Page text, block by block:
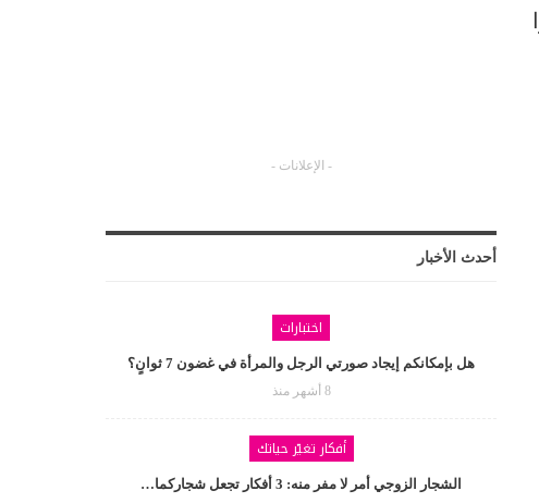
- الإعلانات -
أحدث الأخبار
اختبارات
هل بإمكانكم إيجاد صورتي الرجل والمرأة في غضون 7 ثوانٍ؟
8 أشهر منذ
أفكار تغيّر حياتك
الشجار الزوجي أمر لا مفر منه: 3 أفكار تجعل شجاركما…